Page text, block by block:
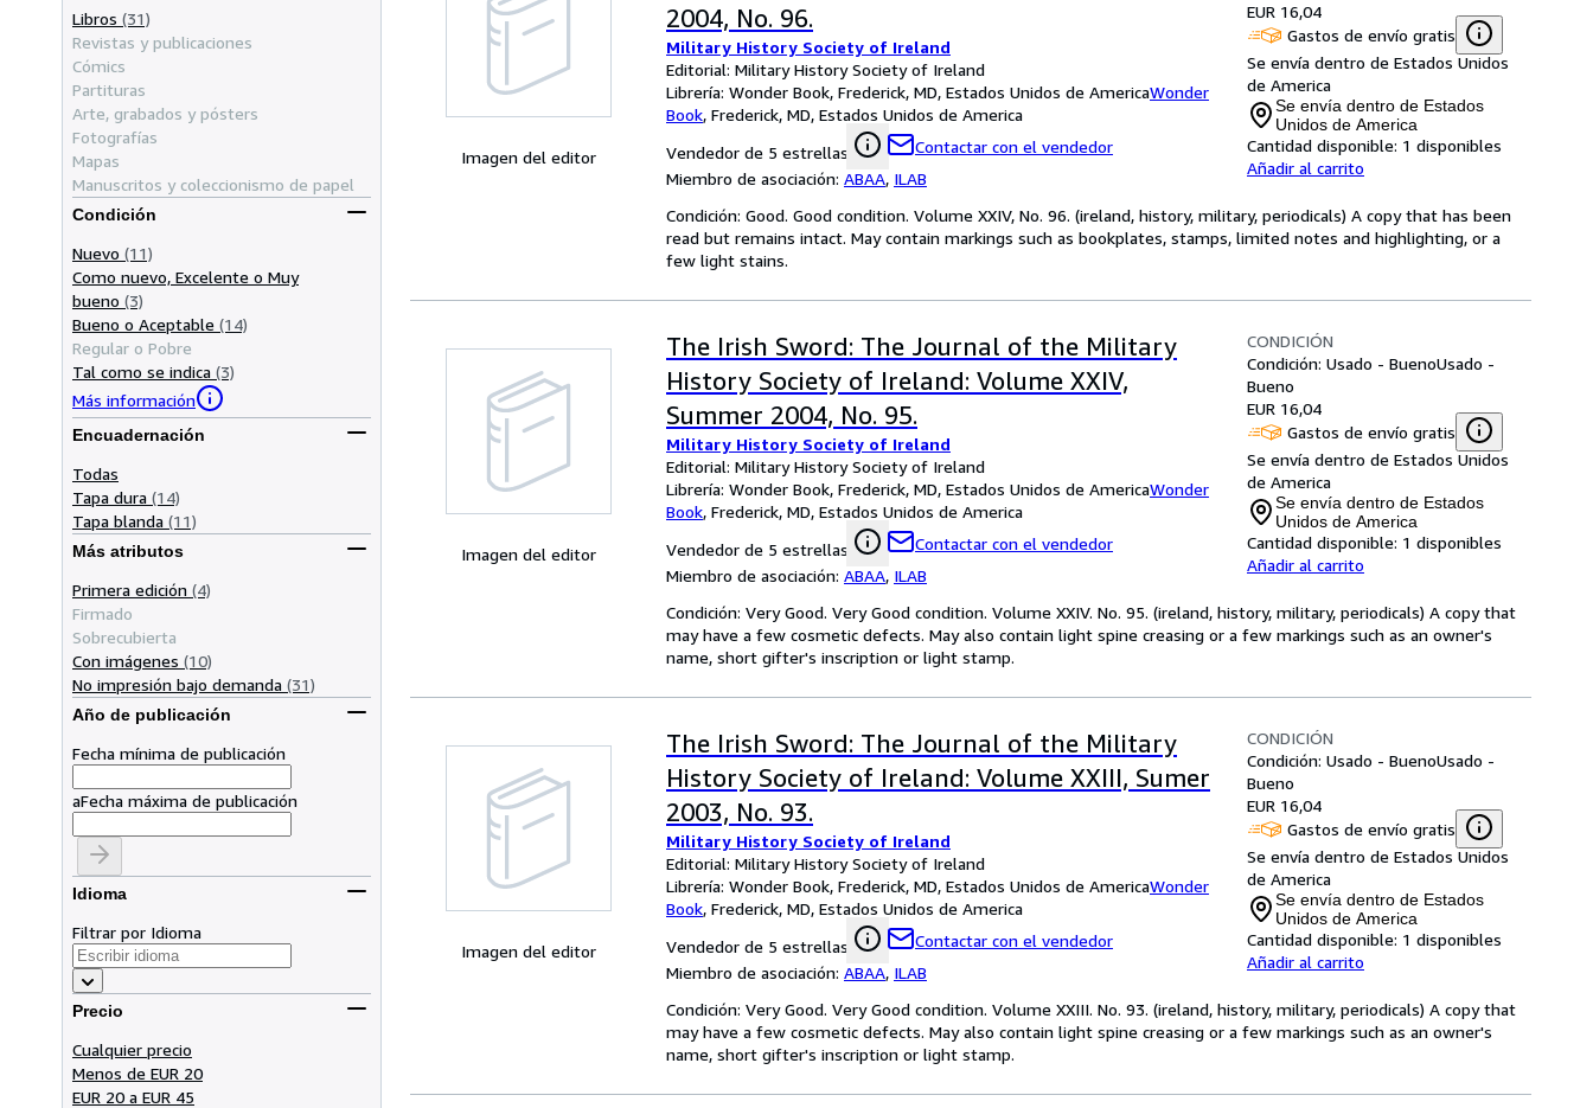
Libros (31)
Revistas y publicaciones
Cómics
Partituras
Arte, grabados y pósters
Fotografías
Mapas
Manuscritos y coleccionismo de papel
Condición
Nuevo (11)
Como nuevo, Excelente o Muy
bueno (3)
Bueno o Aceptable (14)
Regular o Pobre
Tal como se indica (3)
Más información
Encuadernación
Todas
Tapa dura (14)
Tapa blanda (11)
Más atributos
Primera edición (4)
Firmado
Sobrecubierta
Con imágenes (10)
No impresión bajo demanda (31)
Año de publicación
Fecha mínima de publicación
aFecha máxima de publicación
Idioma
Filtrar por Idioma
Precio
Cualquier precio
Menos de EUR 20
EUR 20 a EUR 45
Imagen del editor
2004, No. 96.
Military History Society of Ireland
Editorial: Military History Society of Ireland
Librería: Wonder Book, Frederick, MD, Estados Unidos de AmericaWonder
Book, Frederick, MD, Estados Unidos de America
Vendedor de 5 estrellas
Contactar con el vendedor
Miembro de asociación: ABAA, ILAB
EUR 16,04
Gastos de envío gratis
Se envía dentro de Estados Unidos
de America
Se envía dentro de Estados
Unidos de America
Cantidad disponible: 1 disponibles
Añadir al carrito
Condición: Good. Good condition. Volume XXIV, No. 96. (ireland, history, military, periodicals) A copy that has been
read but remains intact. May contain markings such as bookplates, stamps, limited notes and highlighting, or a
few light stains.
Imagen del editor
The Irish Sword: The Journal of the Military
History Society of Ireland: Volume XXIV,
Summer 2004, No. 95.
Military History Society of Ireland
Editorial: Military History Society of Ireland
Librería: Wonder Book, Frederick, MD, Estados Unidos de AmericaWonder
Book, Frederick, MD, Estados Unidos de America
Vendedor de 5 estrellas
Contactar con el vendedor
Miembro de asociación: ABAA, ILAB
CONDICIÓN
Condición: Usado - BuenoUsado -
Bueno
EUR 16,04
Gastos de envío gratis
Se envía dentro de Estados Unidos
de America
Se envía dentro de Estados
Unidos de America
Cantidad disponible: 1 disponibles
Añadir al carrito
Condición: Very Good. Very Good condition. Volume XXIV. No. 95. (ireland, history, military, periodicals) A copy that
may have a few cosmetic defects. May also contain light spine creasing or a few markings such as an owner's
name, short gifter's inscription or light stamp.
Imagen del editor
The Irish Sword: The Journal of the Military
History Society of Ireland: Volume XXIII, Sumer
2003, No. 93.
Military History Society of Ireland
Editorial: Military History Society of Ireland
Librería: Wonder Book, Frederick, MD, Estados Unidos de AmericaWonder
Book, Frederick, MD, Estados Unidos de America
Vendedor de 5 estrellas
Contactar con el vendedor
Miembro de asociación: ABAA, ILAB
CONDICIÓN
Condición: Usado - BuenoUsado -
Bueno
EUR 16,04
Gastos de envío gratis
Se envía dentro de Estados Unidos
de America
Se envía dentro de Estados
Unidos de America
Cantidad disponible: 1 disponibles
Añadir al carrito
Condición: Very Good. Very Good condition. Volume XXIII. No. 93. (ireland, history, military, periodicals) A copy that
may have a few cosmetic defects. May also contain light spine creasing or a few markings such as an owner's
name, short gifter's inscription or light stamp.